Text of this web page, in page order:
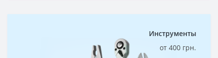
Инструменты
от 400 грн.